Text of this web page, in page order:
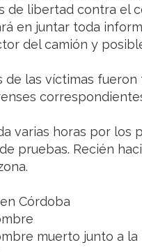
de libertad contra el
en juntar toda
del camión y
las víctimas fueron
varias horas por los
pruebas. Recién
Córdoba
muerto junto a la